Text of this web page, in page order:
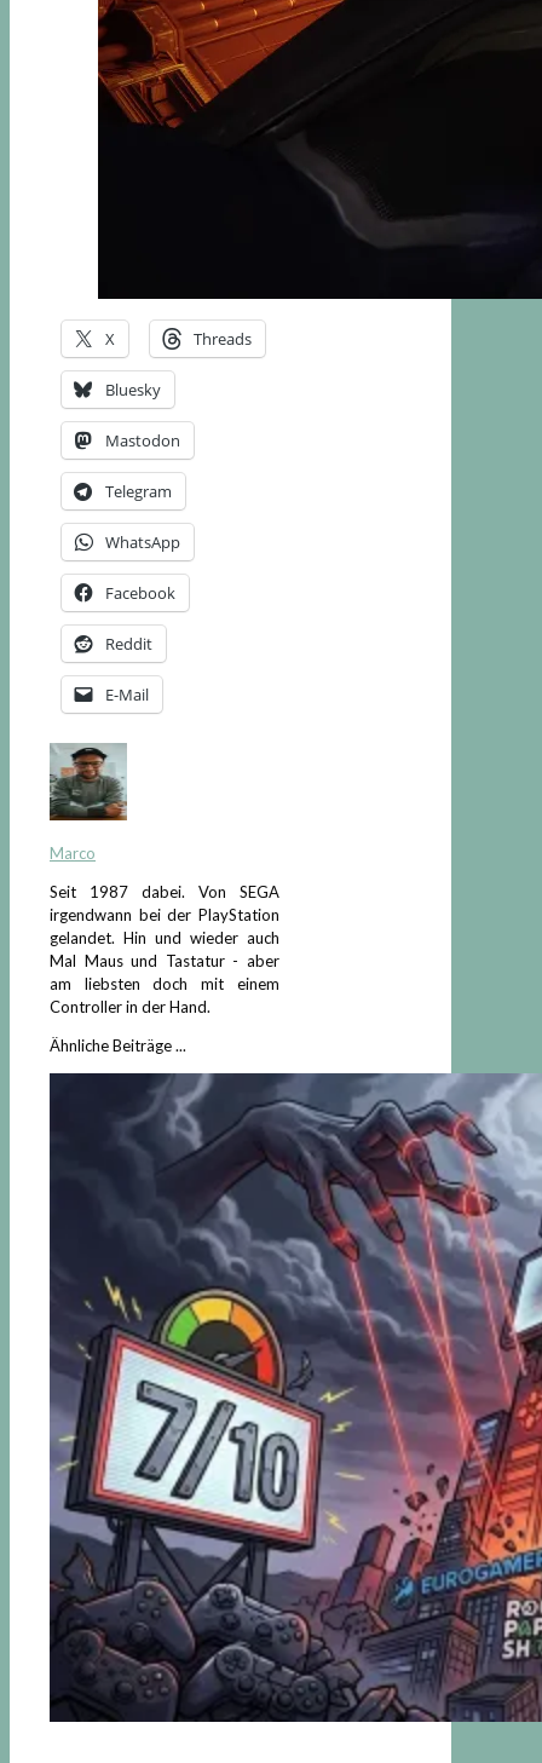
X Threads
Bluesky
Mastodon
Telegram
WhatsApp
Facebook
Reddit
E-Mail
Marco
Seit 1987 dabei. Von SEGA
irgendwann bei der PlayStation
gelandet. Hin und wieder auch
Mal Maus und Tastatur - aber
am liebsten doch mit einem
Controller in der Hand.
Ähnliche Beiträge ...